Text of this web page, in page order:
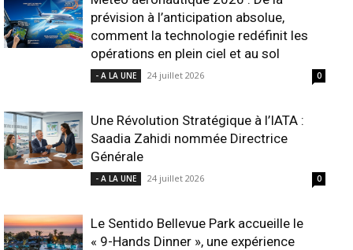
prévision à l’anticipation absolue,
comment la technologie redéfinit les
opérations en plein ciel et au sol
- A LA UNE 24 juillet 2026 0
Une Révolution Stratégique à l’IATA :
Saadia Zahidi nommée Directrice
Générale
- A LA UNE 24 juillet 2026 0
Le Sentido Bellevue Park accueille le
« 9-Hands Dinner », une expérience